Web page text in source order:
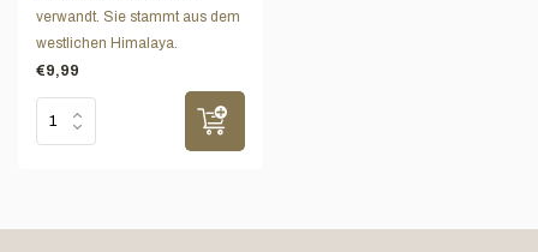
verwandt. Sie stammt aus dem
westlichen Himalaya.
€9,99